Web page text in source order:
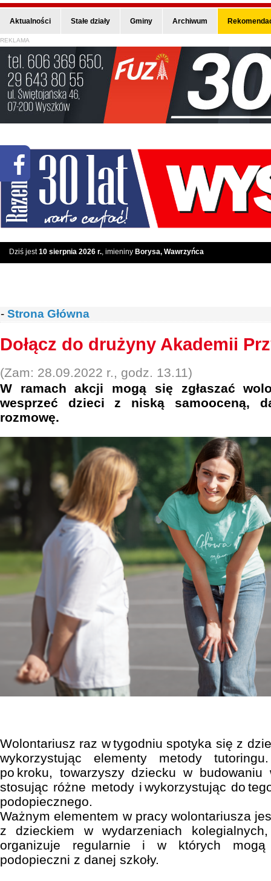
Aktualności Stałe działy Gminy Archiwum
REKLAMA
Dziś jest10 sierpnia 2026 r., imieniny Borysa, Wawrzyńca
- Strona Główna
Dołącz do drużyny Akademii
(Zam: 28.09.2022 r., godz. 13.11)
W ramach akcji mogą się zgłaszać
wesprzeć dzieci z niską samooceną,
rozmowę.
Wolontariusz raz w tygodniu spotyka się z
wykorzystując elementy metody
po kroku, towarzyszy dziecku w budowaniu
stosując różne metody i wykorzystując do
podopiecznego.
Ważnym elementem w pracy wolontariusza
z dzieckiem w wydarzeniach
organizuje regularnie i w których mogą
podopieczni z danej szkoły.